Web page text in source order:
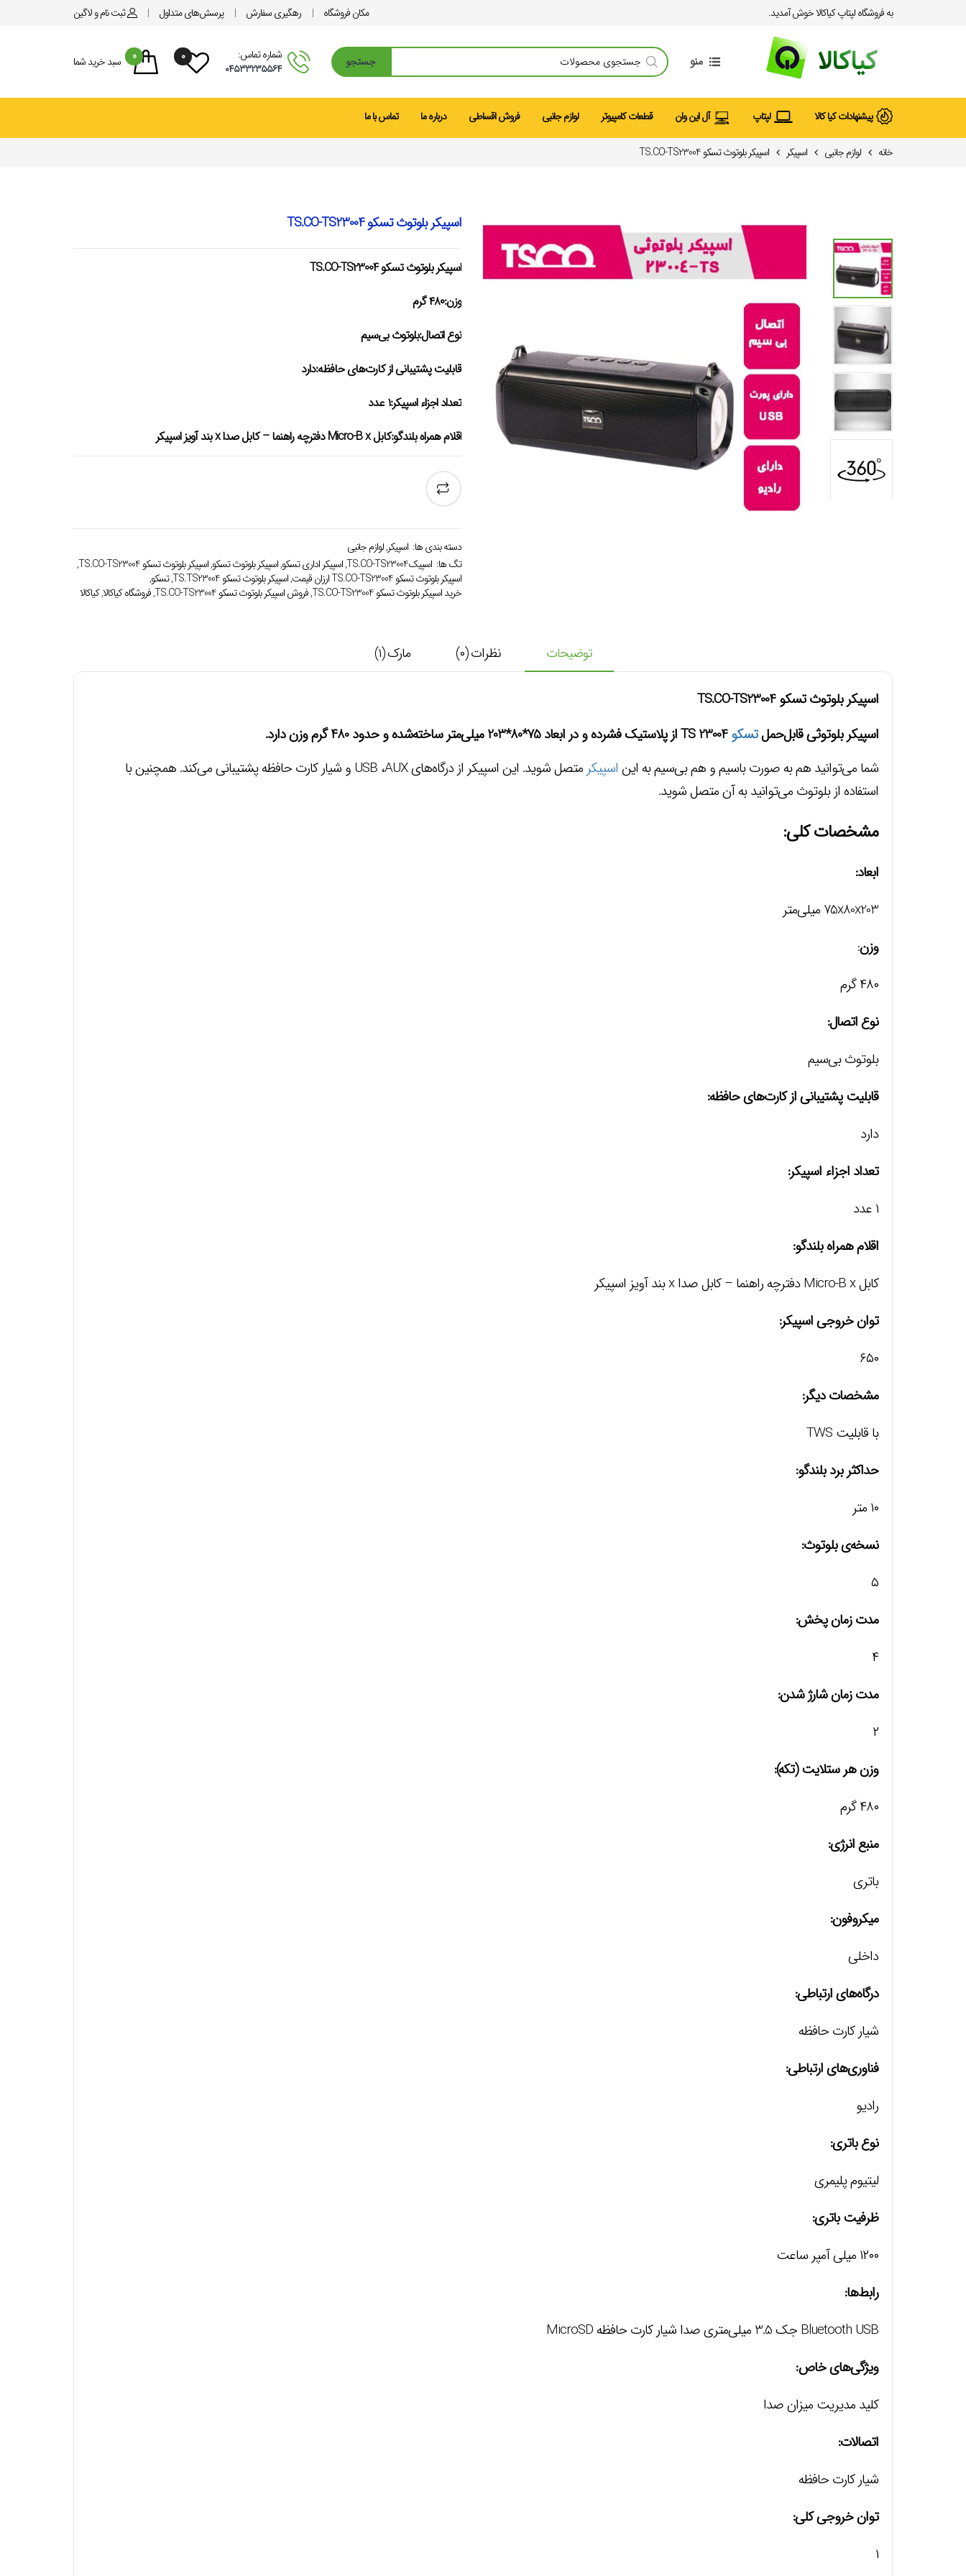
به فروشگاه لپتاپ کیاکالا خوش آمدید. مکان فروشگاه رهگیری سفارش پرسش‌های متداول ثبت نامو لاگین
منو جستجو
شماره تماس:
۰۴۵۳۳۲۳۵۵۶۴
۰ 0 سبد خرید شما
پیشنهادات کیا کالا لپتاپ آل این وان قطعات کامپیوتر لوازم جانبی فروش اقساطی درباره ما تماس با ما
خانه لوازم جانبی اسپیکر اسپیکر بلوتوث تسکو TS.CO-TS23004
اسپیکر بلوتوث تسکو TS.CO-TS23004
اسپیکر بلوتوث تسکو TS.CO-TS23004
وزن:۴۸۰ گرم
نوع اتصال:بلوتوث بی‌سیم
قابلیت پشتیبانی از کارت‌های حافظه:دارد
تعداد اجزاء اسپیکر:۱ عدد
اقلام همراه بلندگو:کابل Micro-B x دفترچه راهنما – کابل صدا x بند آویز اسپیکر
دسته بندی ها: اسپیکر,لوازم جانبی
تگ ها: اسپیکTS.CO-TS23004 ,اسپیکر اداری تسکو,اسپیکر بلوتوث تسکو,اسپیکر بلوتوث تسکو TS.CO-TS23004
,
اسپیکر بلوتوث تسکو TS.CO-TS23004 ارزان قیمت
,اسپیکر بلوتوث تسکو TS.TS23004 ,تسکو,
خرید اسپیکر بلوتوث تسکو TS.CO-TS23004
,فروش اسپیکر بلوتوث تسکو TS.CO-TS23004 ,فروشگاه کیاکالا,کیاکالا
توضیحات نظرات (۰) مارک (۱)
اسپیکر بلوتوث تسکو TS.CO-TS23004
اسپیکر بلوتوثی قابل‌حملتسکوTS 23004 از پلاستیک فشرده و در ابعاد 75*80*203 میلی‌متر ساخته‌شده و حدود 480 گرم وزن دارد.
شما می‌توانید هم به صورت باسیم و هم بی‌سیم به این اسپیکر
متصل شوید. این اسپیکر از درگاه‌های USB ،AUX و شیار کارت حافظه پشتیبانی می‌کند. همچنین با
استفاده از بلوتوث می‌توانید به آن متصل شوید.
مشخصات کلی:
ابعاد:
75x80x203 میلی‌متر
وزن:
۴۸۰ گرم
نوع اتصال:
بلوتوث بی‌سیم
قابلیت پشتیبانی از کارت‌های حافظه:
دارد
تعداد اجزاء اسپیکر:
۱ عدد
اقلام همراه بلندگو:
کابل Micro-B x دفترچه راهنما – کابل صدا x بند آویز اسپیکر
توان خروجی اسپیکر:
۶۵۰
مشخصات دیگر:
با قابلیت TWS
حداکثر برد بلندگو:
۱۰ متر
نسخه‌ی بلوتوث:
۵
مدت زمان پخش:
۴
مدت زمان شارژ شدن:
۲
وزن هر ستلایت (تکه):
۴۸۰ گرم
منبع انرژی:
باتری
میکروفون:
داخلی
درگاه‌های ارتباطی:
شیار کارت حافظه
فناوری‌های ارتباطی:
رادیو
نوع باتری:
لیتیوم پلیمری
ظرفیت باتری:
۱۲۰۰ میلی آمپر ساعت
رابط‌ها:
Bluetooth USB جک 3.5 میلی‌متری صدا شیار کارت حافظه MicroSD
ویژگی‌های خاص:
کلید مدیریت میزان صدا
اتصالات:
شیار کارت حافظه
توان خروجی کلی:
۱